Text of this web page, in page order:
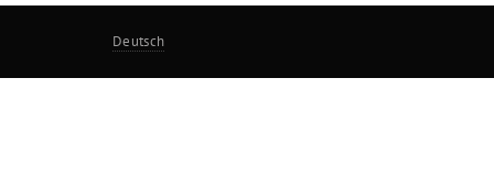
Deutsch